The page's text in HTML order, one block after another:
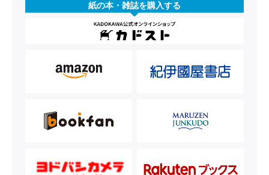
紙の本・雑誌を購入する